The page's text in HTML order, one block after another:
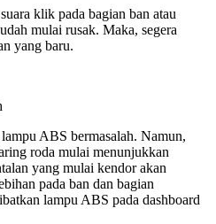
klik pada bagian ban atau
mulai rusak. Maka, segera
yang baru.
ABS bermasalah. Namun,
roda mulai menunjukkan
yang mulai kendor akan
pada ban dan bagian
lampu ABS pada dashboard